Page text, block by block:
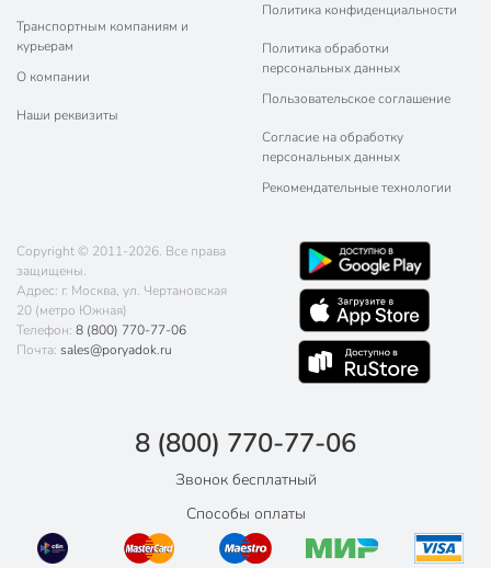
Транспортным компаниям и
курьерам
О компании
Наши реквизиты
Политика конфиденциальности
Политика обработки
персональных данных
Пользовательское соглашение
Согласие на обработку
персональных данных
Рекомендательные технологии
Copyright © 2011-2026. Все права
защищены.
Адрес: г. Москва, ул. Чертановская
20 (метро Южная)
Телефон: 8 (800) 770-77-06
Почта: sales@poryadok.ru
8 (800) 770-77-06
Звонок бесплатный
Способы оплаты